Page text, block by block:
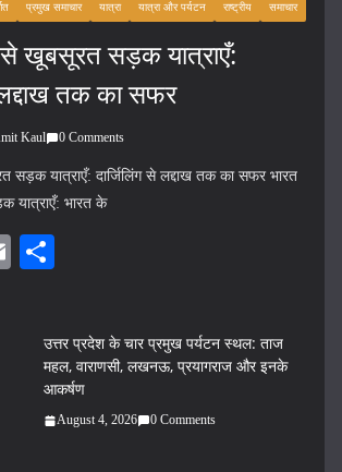
प्रमुख समाचार यात्रा यात्रा और पर्यटन राष्ट्रीय समाचार
खूबसूरत सड़क यात्राएँ:
तक का सफर
Kaul 0 Comments
सड़क यात्राएँ: दार्जिलिंग से लद्दाख तक का सफर भारत
यात्राएँ: भारत के
E
उत्तर प्रदेश के चार प्रमुख पर्यटन स्थल: ताज
महल, वाराणसी, लखनऊ, प्रयागराज और इनके
आकर्षण
August 4, 2026 0 Comments